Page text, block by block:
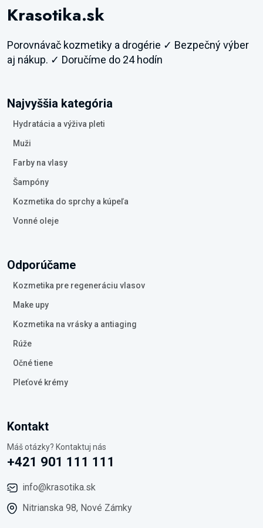
Krasotika.sk
Porovnávač kozmetiky a drogérie ✓ Bezpečný výber
aj nákup. ✓ Doručíme do 24 hodín
Najvyššia kategória
Hydratácia a výživa pleti
Muži
Farby na vlasy
Šampóny
Kozmetika do sprchy a kúpeľa
Vonné oleje
Odporúčame
Kozmetika pre regeneráciu vlasov
Make upy
Kozmetika na vrásky a antiaging
Rúže
Očné tiene
Pleťové krémy
Kontakt
Máš otázky? Kontaktuj nás
+421 901 111 111
info@krasotika.sk
Nitrianska 98, Nové Zámky